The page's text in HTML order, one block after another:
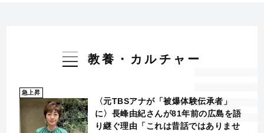
教養・カルチャー
急上昇
〈元TBSアナが「被爆体験伝承者」
に〉長峰由紀さんが81年前の広島を語
り継ぐ理由「これは昔話ではありませ